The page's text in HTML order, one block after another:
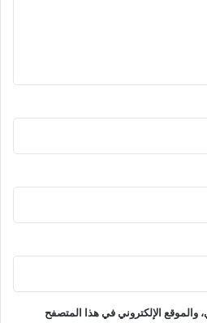
والموقع الإلكتروني في هذا المتصفح